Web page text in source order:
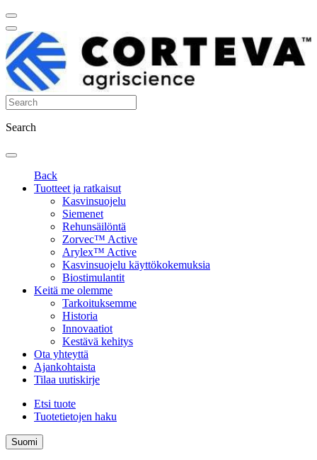
Search
Back
Tuotteet ja ratkaisut
Kasvinsuojelu
Siemenet
Rehunsäilöntä
Zorvec™ Active
Arylex™ Active
Kasvinsuojelu käyttökokemuksia
Biostimulantit
Keitä me olemme
Tarkoituksemme
Historia
Innovaatiot
Kestävä kehitys
Ota yhteyttä
Ajankohtaista
Tilaa uutiskirje
Etsi tuote
Tuotetietojen haku
Suomi